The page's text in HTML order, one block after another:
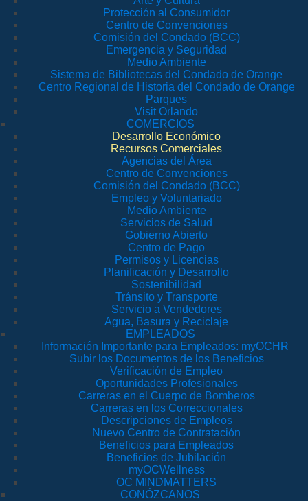
Protección al Consumidor
Centro de Convenciones
Comisión del Condado (BCC)
Emergencia y Seguridad
Medio Ambiente
Sistema de Bibliotecas del Condado de Orange
Centro Regional de Historia del Condado de Orange
Parques
Visit Orlando
COMERCIOS
Desarrollo Económico
Recursos Comerciales
Agencias del Área
Centro de Convenciones
Comisión del Condado (BCC)
Empleo y Voluntariado
Medio Ambiente
Servicios de Salud
Gobierno Abierto
Centro de Pago
Permisos y Licencias
Planificación y Desarrollo
Sostenibilidad
Tránsito y Transporte
Servicio a Vendedores
Agua, Basura y Reciclaje
EMPLEADOS
Información Importante para Empleados: myOCHR
Subir los Documentos de los Beneficios
Verificación de Empleo
Oportunidades Profesionales
Carreras en el Cuerpo de Bomberos
Carreras en los Correccionales
Descripciones de Empleos
Nuevo Centro de Contratación
Beneficios para Empleados
Beneficios de Jubilación
myOCWellness
OC MINDMATTERS
CONÓZCANOS